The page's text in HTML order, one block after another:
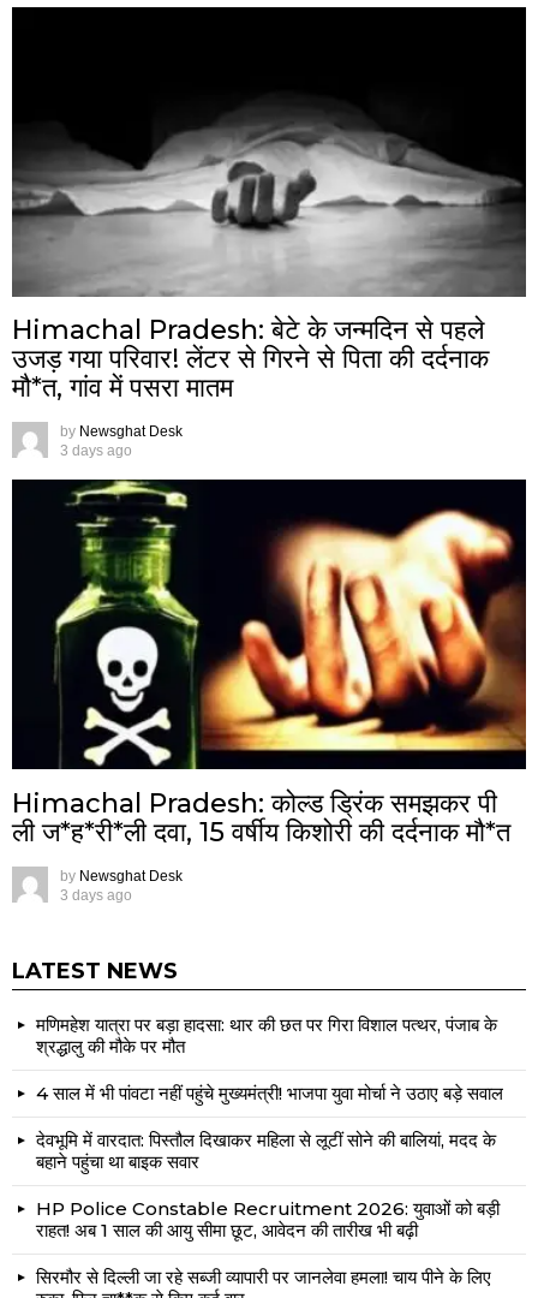
Himachal Pradesh: बेटे के जन्मदिन से पहले
उजड़ गया परिवार! लेंटर से गिरने से पिता की दर्दनाक
मौ*त, गांव में पसरा मातम
by Newsghat Desk
3 days ago
Himachal Pradesh: कोल्ड ड्रिंक समझकर पी
ली ज*ह*री*ली दवा, 15 वर्षीय किशोरी की दर्दनाक मौ*त
by Newsghat Desk
3 days ago
LATEST NEWS
मणिमहेश यात्रा पर बड़ा हादसा: थार की छत पर गिरा विशाल पत्थर, पंजाब के
श्रद्धालु की मौके पर मौत
4 साल में भी पांवटा नहीं पहुंचे मुख्यमंत्री! भाजपा युवा मोर्चा ने उठाए बड़े सवाल
देवभूमि में वारदात: पिस्तौल दिखाकर महिला से लूटीं सोने की बालियां, मदद के
बहाने पहुंचा था बाइक सवार
HP Police Constable Recruitment 2026: युवाओं को बड़ी
राहत! अब 1 साल की आयु सीमा छूट, आवेदन की तारीख भी बढ़ी
सिरमौर से दिल्ली जा रहे सब्जी व्यापारी पर जानलेवा हमला! चाय पीने के लिए